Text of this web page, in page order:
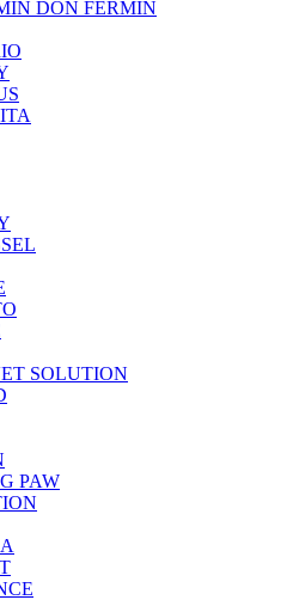
DON FERMIN
SOLUTION
PAW